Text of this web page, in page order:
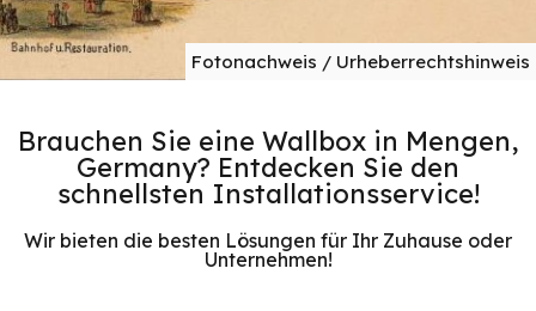
Fotonachweis / Urheberrechtshinweis
Brauchen Sie eine Wallbox in Mengen,
Germany? Entdecken Sie den
schnellsten Installationsservice!
Wir bieten die besten Lösungen für Ihr Zuhause oder
Unternehmen!